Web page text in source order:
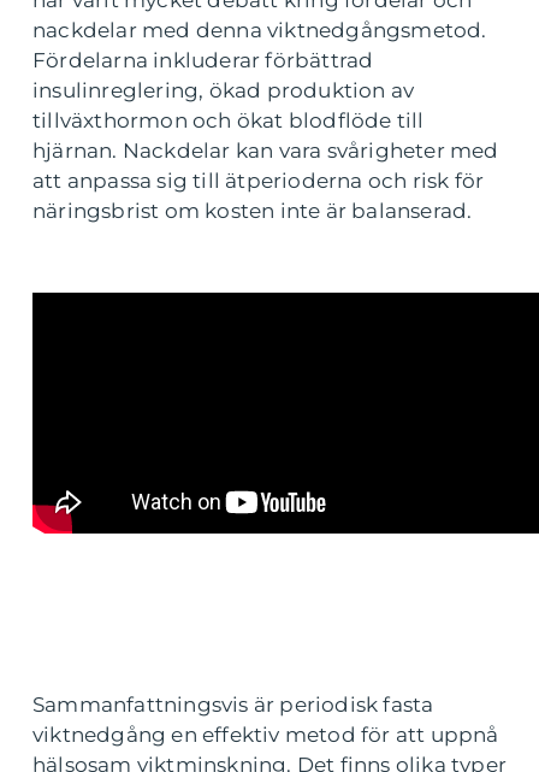
nackdelar med denna viktnedgångsmetod.
Fördelarna inkluderar förbättrad
insulinreglering, ökad produktion av
tillväxthormon och ökat blodflöde till
hjärnan. Nackdelar kan vara svårigheter med
att anpassa sig till ätperioderna och risk för
näringsbrist om kosten inte är balanserad.
Sammanfattningsvis är periodisk fasta
viktnedgång en effektiv metod för att uppnå
hälsosam viktminskning. Det finns olika typer